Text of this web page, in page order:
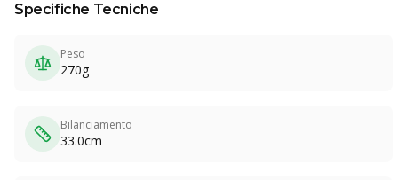
Specifiche Tecniche
Peso
270g
Bilanciamento
33.0cm